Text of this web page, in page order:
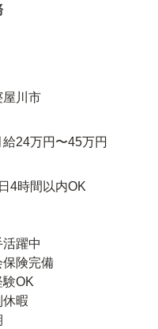
屋川市
給24万円〜45万円
4時間以内OK
活躍中
保険完備
験OK
休暇